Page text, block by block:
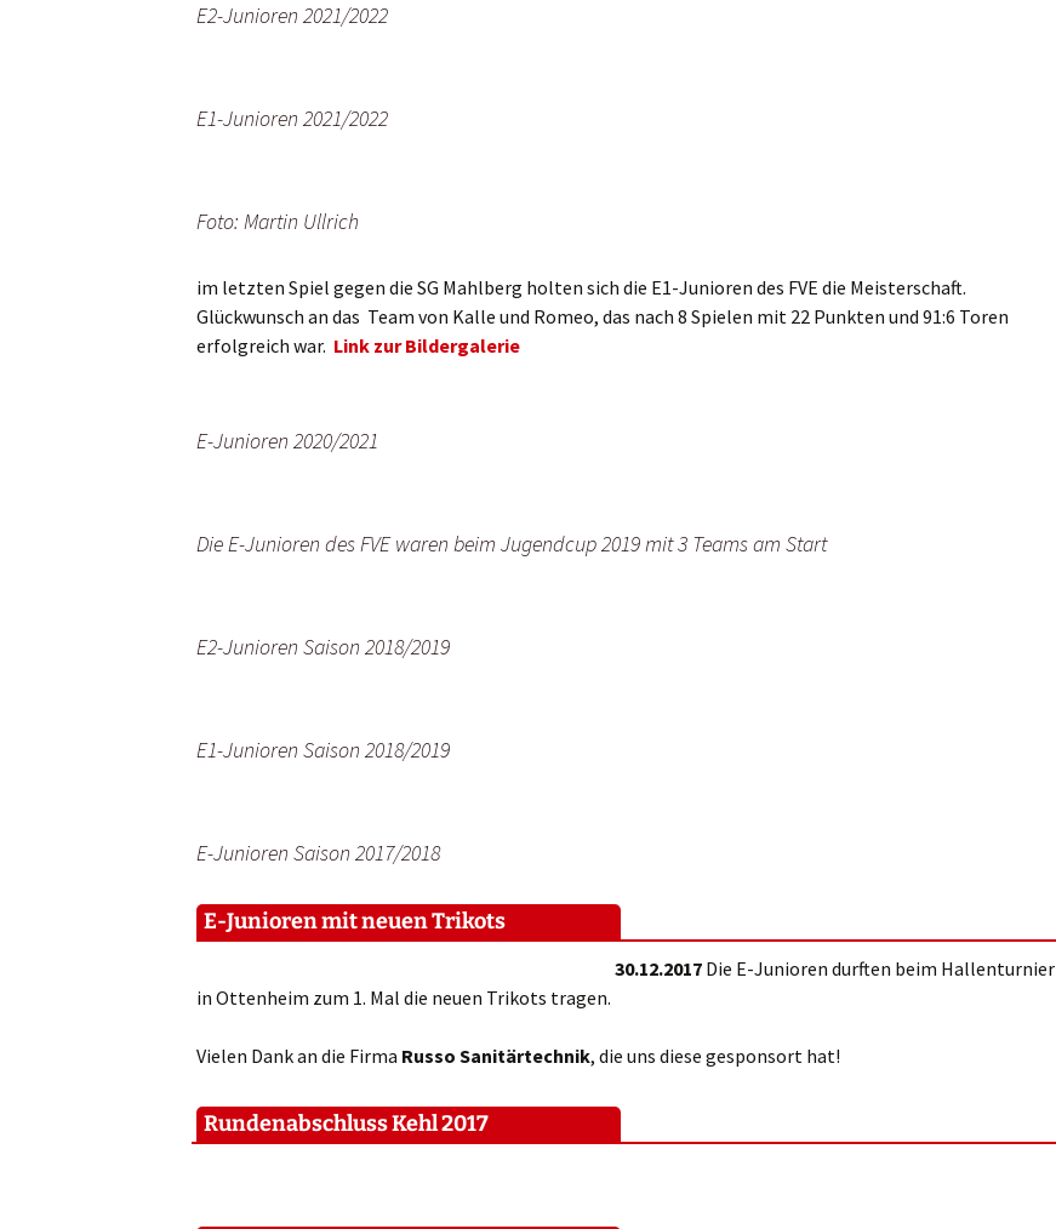
E2-Junioren 2021/2022
E1-Junioren 2021/2022
Foto: Martin Ullrich
im letzten Spiel gegen die SG Mahlberg holten sich die E1-Junioren des FVE die Meisterschaft.
Glückwunsch an das Team von Kalle und Romeo, das nach 8 Spielen mit 22 Punkten und 91:6 Toren
erfolgreich war. Link zur Bildergalerie
E-Junioren 2020/2021
Die E-Junioren des FVE waren beim Jugendcup 2019 mit 3 Teams am Start
E2-Junioren Saison 2018/2019
E1-Junioren Saison 2018/2019
E-Junioren Saison 2017/2018
E-Junioren mit neuen Trikots
30.12.2017 Die E-Junioren durften beim Hallenturnier
in Ottenheim zum 1. Mal die neuen Trikots tragen.
Vielen Dank an die Firma Russo Sanitärtechnik, die uns diese gesponsort hat!
Rundenabschluss Kehl 2017